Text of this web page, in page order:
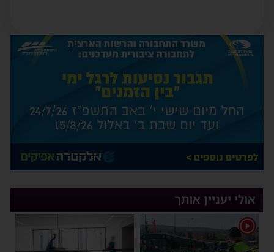
אולי יעניין אותך